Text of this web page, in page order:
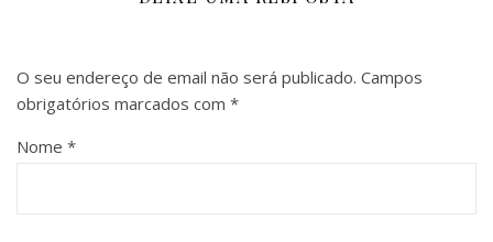
O seu endereço de email não será publicado. Campos
obrigatórios marcados com *
Nome *